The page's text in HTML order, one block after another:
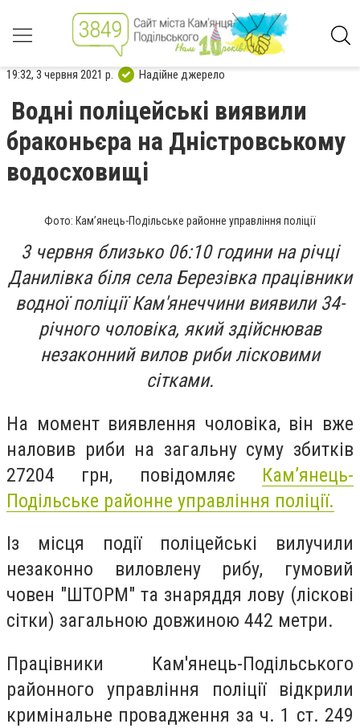
19:32, 3 червня 2021 р. Надійне джерело
Водні поліцейські виявили
браконьєра на Дністровському
водосховищі
Фото: Кам’янець-Подільське районне управління поліції
3 червня близько 06:10 години на річці
Данилівка біля села Березівка працівники
водної поліції Кам'янеччини виявили 34-
річного чоловіка, який здійснював
незаконний вилов риби лісковими
сітками.
На момент виявлення чоловіка, він вже
наловив риби на загальну суму збитків
27204 грн, повідомляє Кам’янець-
Подільське районне управління поліції.
Із місця події поліцейські вилучили
незаконно виловлену рибу, гумовий
човен "ШТОРМ" та знаряддя лову (ліскові
сітки) загальною довжиною 442 метри.
Працівники Кам'янець-Подільського
районного управління поліції відкрили
кримінальне провадження за ч. 1 ст. 249